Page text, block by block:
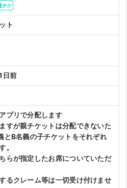
チケ
ト
日前
プリで分配します
すが親チケットは分配できないた
とB名義の子チケットをそれぞれ
。
らが指定したお席についていただ
るクレーム等は一切受け付けませ